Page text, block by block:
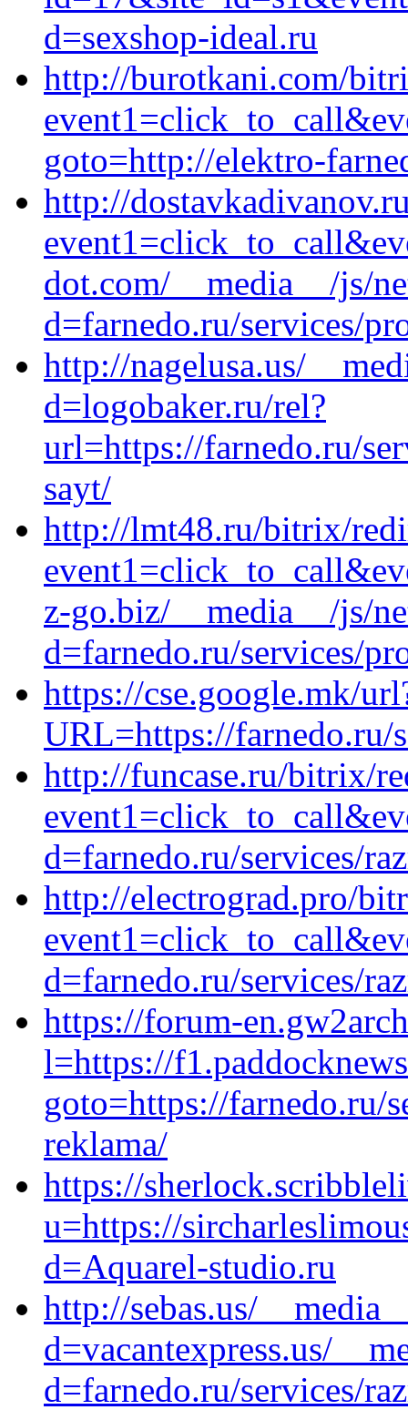
d=sexshop-ideal.ru
http://burotkani.com/
goto=http://elektro-
http://
dot.com/__media__/js/
d=farnedo.ru/services/
http://nagelusa.us/
d=logobaker.ru/rel?
url=https://farnedo.ru/
sayt/
http://lmt48.ru/bitrix/
z-go.biz/__media__/js/
d=farnedo.ru/services/
https://cse.google.mk/
URL=https://farnedo.ru/
http://funcase.ru/bitrix/
d=farnedo.ru/services/
http://electrograd.pro/
d=farnedo.ru/services/
https://forum-
l=https://
goto=https://farnedo.ru/
reklama/
https://
u=https://
d=Aquarel-studio.ru
http://sebas.us/
d=vacantexpress.us/
d=farnedo.ru/services/